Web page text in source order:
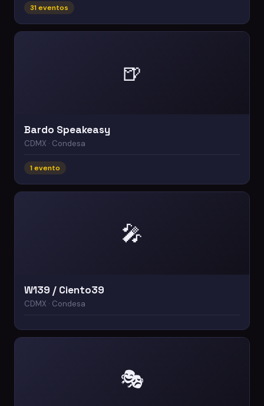
31 eventos
🍺
Bardo Speakeasy
CDMX · Condesa
1 evento
🎤
W139 / Ciento39
CDMX · Condesa
🎭